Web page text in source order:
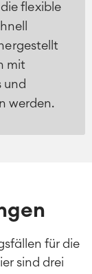
flexible
mit
und
werden.
für die
sind drei